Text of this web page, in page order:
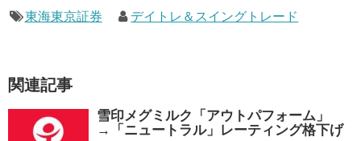
東海東京証券 デイトレ＆スイングトレード
関連記事
雪印メグミルク「アウトパフォーム」
→「ニュートラル」レーティング格下げ